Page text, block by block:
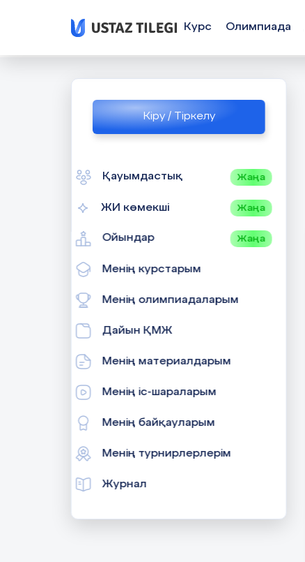
Кіру / Тіркелу
Қауымдастық Жаңа
ЖИ көмекші Жаңа
Ойындар Жаңа
Менің курстарым
Менің олимпиадаларым
Дайын ҚМЖ
Менің материалдарым
Менің іс-шараларым
Менің байқауларым
Менің турнирлерлерім
Журнал
Курс Олимпиада